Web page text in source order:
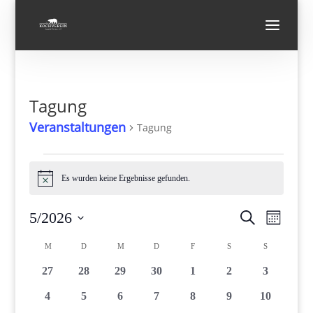
Tagung
Veranstaltungen Tagung
Veranstaltungen
HinweisEs wurden keine Ergebnisse gefunden.
und
SucheMonat
5/2026
Kalender
von
Veranstaltungen
M MONTAG
D DIENSTAG
M MITTWOCH
D DONNERSTAG
FFREITAG SSAMSTAG
SSONNTAG
0
27
0
28
0
29
0
30
0
1
0
2
0
3
0
4
0
5
0
6
0
7
0
8
0
9
0
10